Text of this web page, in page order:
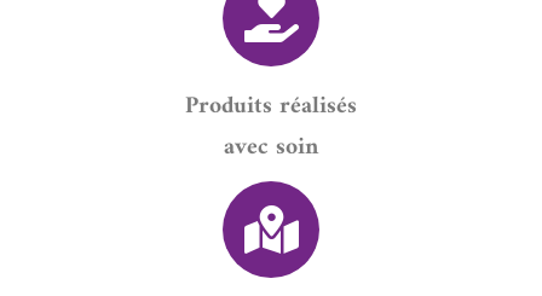
Produits réalisés
avec soin